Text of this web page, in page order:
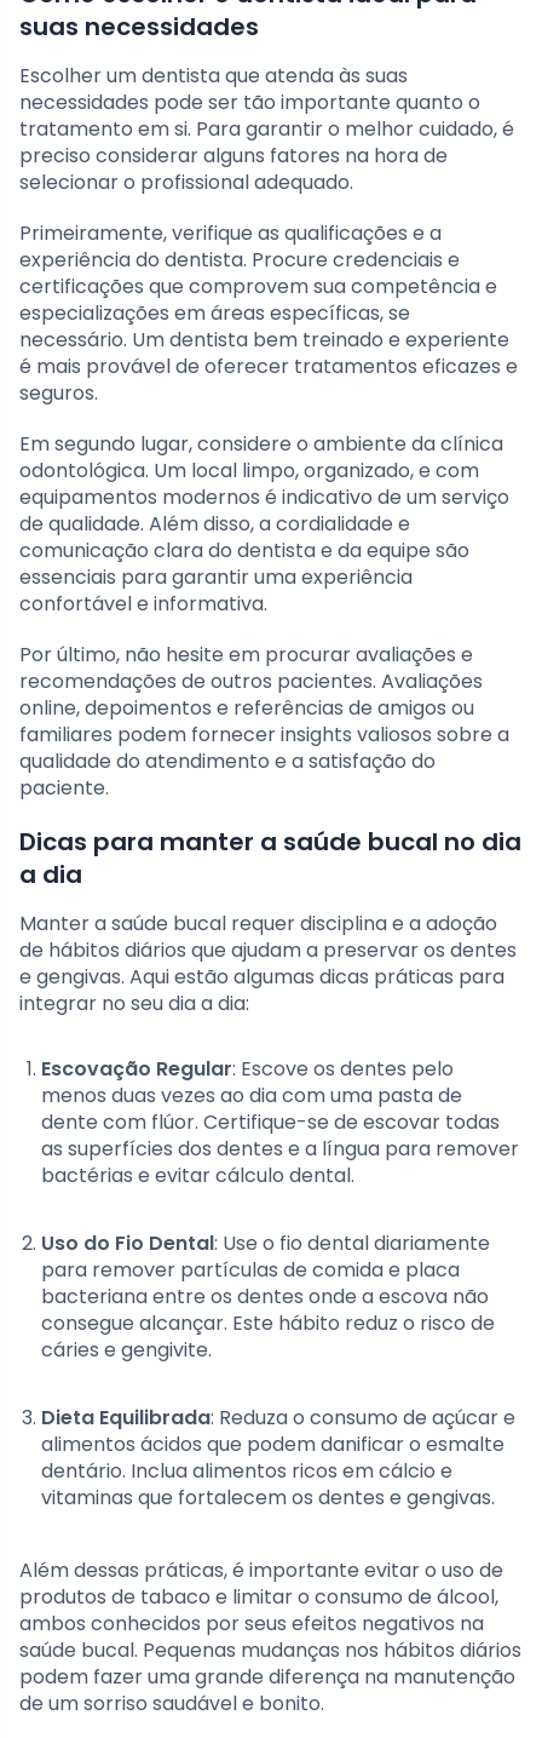
suas necessidades
Escolher um dentista que atenda às suas
necessidades pode ser tão importante quanto o
tratamento em si. Para garantir o melhor cuidado, é
preciso considerar alguns fatores na hora de
selecionar o profissional adequado.
Primeiramente, verifique as qualificações e a
experiência do dentista. Procure credenciais e
certificações que comprovem sua competência e
especializações em áreas específicas, se
necessário. Um dentista bem treinado e experiente
é mais provável de oferecer tratamentos eficazes e
seguros.
Em segundo lugar, considere o ambiente da clínica
odontológica. Um local limpo, organizado, e com
equipamentos modernos é indicativo de um serviço
de qualidade. Além disso, a cordialidade e
comunicação clara do dentista e da equipe são
essenciais para garantir uma experiência
confortável e informativa.
Por último, não hesite em procurar avaliações e
recomendações de outros pacientes. Avaliações
online, depoimentos e referências de amigos ou
familiares podem fornecer insights valiosos sobre a
qualidade do atendimento e a satisfação do
paciente.
Dicas para manter a saúde bucal no dia
a dia
Manter a saúde bucal requer disciplina e a adoção
de hábitos diários que ajudam a preservar os dentes
e gengivas. Aqui estão algumas dicas práticas para
integrar no seu dia a dia:
Escovação Regular: Escove os dentes pelo
menos duas vezes ao dia com uma pasta de
dente com flúor. Certifique-se de escovar todas
as superfícies dos dentes e a língua para remover
bactérias e evitar cálculo dental.
Uso do Fio Dental: Use o fio dental diariamente
para remover partículas de comida e placa
bacteriana entre os dentes onde a escova não
consegue alcançar. Este hábito reduz o risco de
cáries e gengivite.
Dieta Equilibrada: Reduza o consumo de açúcar e
alimentos ácidos que podem danificar o esmalte
dentário. Inclua alimentos ricos em cálcio e
vitaminas que fortalecem os dentes e gengivas.
Além dessas práticas, é importante evitar o uso de
produtos de tabaco e limitar o consumo de álcool,
ambos conhecidos por seus efeitos negativos na
saúde bucal. Pequenas mudanças nos hábitos diários
podem fazer uma grande diferença na manutenção
de um sorriso saudável e bonito.